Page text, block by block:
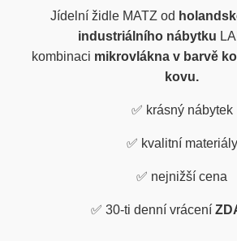
Jídelní židle MATZ od
industriálního nábytku
kombinaci mikrovlákna v barvě
kovu.
✅ krásný nábytek
✅ kvalitní materiály
✅ nejnižší cena
✅ 30-ti denní vrácení